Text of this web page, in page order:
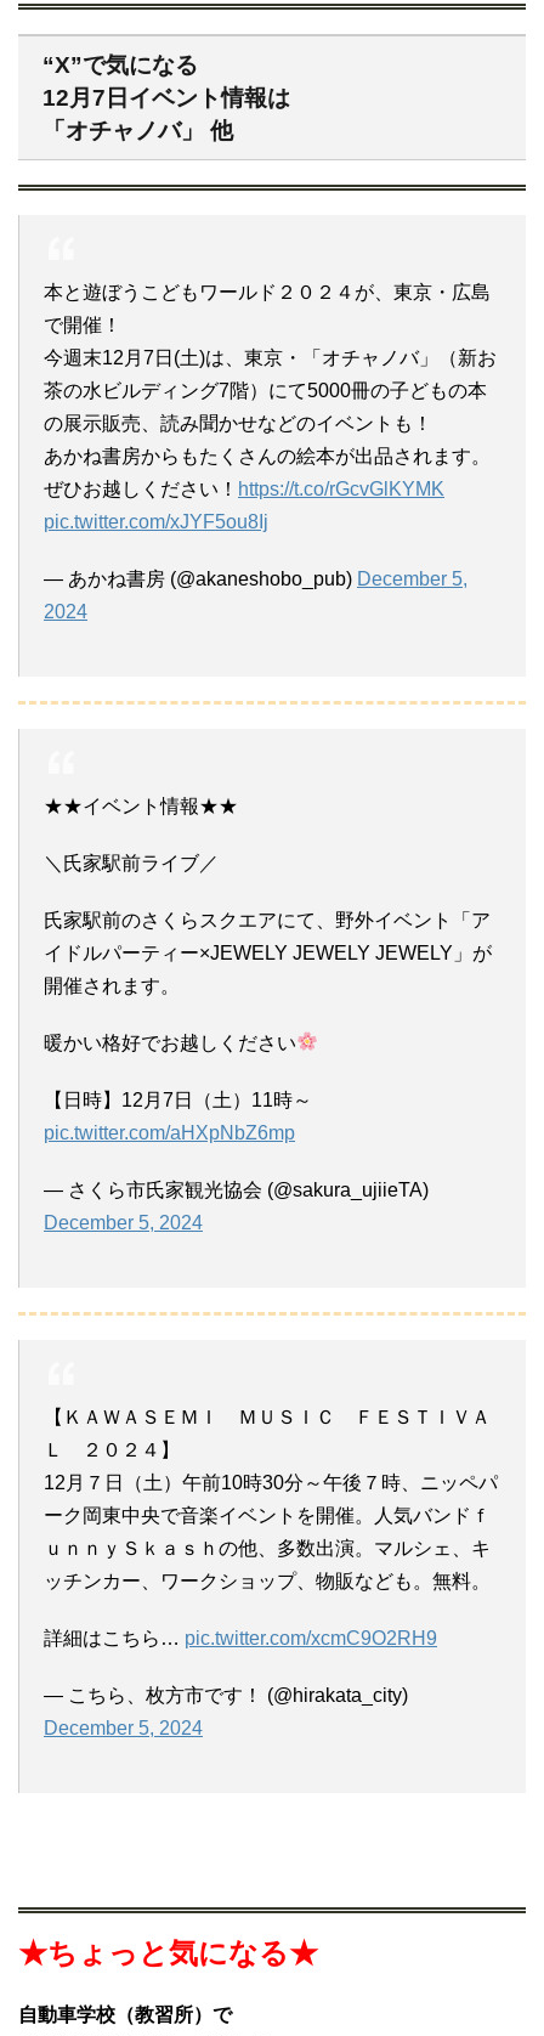
“X”で気になる
12月7日イベント情報は
「オチャノバ」 他
本と遊ぼうこどもワールド２０２４が、東京・広島
で開催！
今週末12月7日(土)は、東京・「オチャノバ」（新お
茶の水ビルディング7階）にて5000冊の子どもの本
の展示販売、読み聞かせなどのイベントも！
あかね書房からもたくさんの絵本が出品されます。
ぜひお越しください！ https://t.co/rGcvGlKYMK
pic.twitter.com/xJYF5ou8Ij
— あかね書房 (@akaneshobo_pub) December 5,
2024
★★イベント情報★★
＼氏家駅前ライブ／
氏家駅前のさくらスクエアにて、野外イベント「ア
イドルパーティー×JEWELY JEWELY JEWELY」が
開催されます。
暖かい格好でお越しください
【日時】12月7日（土）11時～
pic.twitter.com/aHXpNbZ6mp
— さくら市氏家観光協会 (@sakura_ujiieTA)
December 5, 2024
【ＫＡＷＡＳＥＭＩ ＭＵＳＩＣ ＦＥＳＴＩＶＡ
Ｌ ２０２４】
12月７日（土）午前10時30分～午後７時、ニッペパ
ーク岡東中央で音楽イベントを開催。人気バンドｆ
ｕｎｎｙＳｋａｓｈの他、多数出演。マルシェ、キ
ッチンカー、ワークショップ、物販なども。無料。
詳細はこちら… pic.twitter.com/xcmC9O2RH9
— こちら、枚方市です！ (@hirakata_city)
December 5, 2024
★ちょっと気になる★
自動車学校（教習所）で